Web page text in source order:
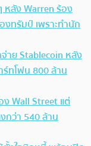
หลัง Warren ร้อง
ทรัมป์ เพราะทำนัก
าย Stablecoin หลัง
ร์ทโฟน 800 ล้าน
ง Wall Street แต่
กว่า 540 ล้าน